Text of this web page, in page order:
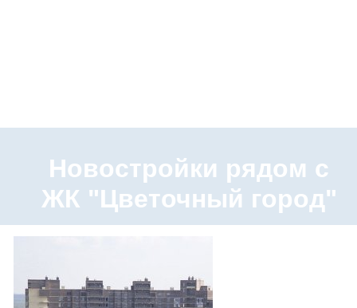
Новостройки рядом с
ЖК "Цветочный город"